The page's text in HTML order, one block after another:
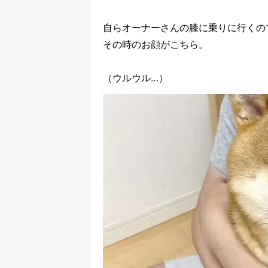
自らオーナーさんの膝に乗りに行く
その時のお顔がこちら。
（ウルウル…）